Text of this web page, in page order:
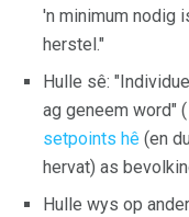
'n minimum nodig
herstel."
Hulle sê:
ag geneem word" (
setpoints hê (en
hervat) as
Hulle wys op